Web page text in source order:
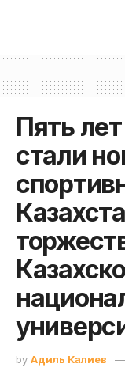
Пять
стали
by Адиль Калиев